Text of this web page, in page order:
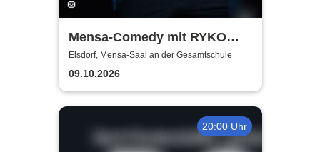
Mensa-Comedy mit RYKO
und Vincent Tophoven
Elsdorf, Mensa-Saal an der Gesamtschule
09.10.2026
20:00 Uhr